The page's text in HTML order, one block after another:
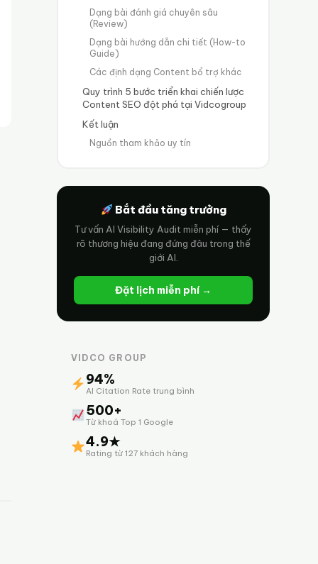
Dạng bài đánh giá chuyên sâu
(Review)
Dạng bài hướng dẫn chi tiết (How-to
Guide)
Các định dạng Content bổ trợ khác
Quy trình 5 bước triển khai chiến lược
Content SEO đột phá tại Vidcogroup
Kết luận
Nguồn tham khảo uy tín
Bắt đầu tăng trưởng
Tư vấn AI Visibility Audit miễn phí — thấy
rõ thương hiệu đang đứng đâu trong thế
giới AI.
Đặt lịch miễn phí →
VIDCO GROUP
94%
AI Citation Rate trung bình
500+
Từ khoá Top 1 Google
4.9★
Rating từ 127 khách hàng